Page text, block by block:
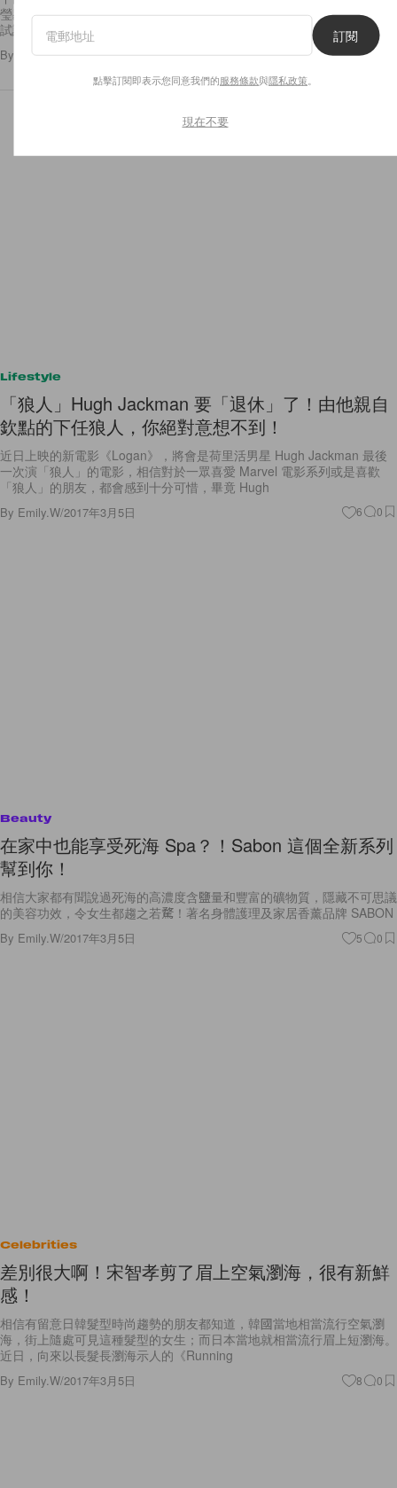
瑩剔透，看起來很可愛；如果說你可以讓它停留在你的手指頭上，你會想
試試嗎？這款超可愛的 3D
By Emily.W/2017年3月6日 22
Lifestyle
「狼人」Hugh Jackman 要「退休」了！由他親自
欽點的下任狼人，你絕對意想不到！
近日上映的新電影《Logan》，將會是荷里活男星 Hugh Jackman 最後
一次演「狼人」的電影，相信對於一眾喜愛 Marvel 電影系列或是喜歡
「狼人」的朋友，都會感到十分可惜，畢竟 Hugh
By Emily.W/2017年3月5日 6 0
Beauty
在家中也能享受死海 Spa？！Sabon 這個全新系列
幫到你！
相信大家都有聞說過死海的高濃度含鹽量和豐富的礦物質，隱藏不可思議
的美容功效，令女生都趨之若騖！著名身體護理及家居香薰品牌 SABON
By Emily.W/2017年3月5日 5 0
Celebrities
差別很大啊！宋智孝剪了眉上空氣瀏海，很有新鮮
感！
相信有留意日韓髮型時尚趨勢的朋友都知道，韓國當地相當流行空氣瀏
海，街上隨處可見這種髮型的女生；而日本當地就相當流行眉上短瀏海。
近日，向來以長髮長瀏海示人的《Running
By Emily.W/2017年3月5日 8 0
訂閱
點擊訂閱即表示您同意我們的服務條款與隱私政策
現在不要